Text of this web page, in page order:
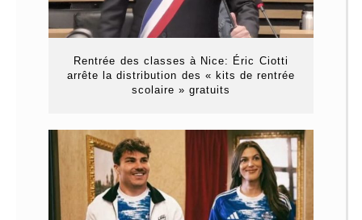
Rentrée des classes à Nice: Éric Ciotti
arrête la distribution des « kits de rentrée
scolaire » gratuits